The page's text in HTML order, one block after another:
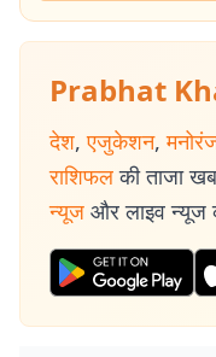
Prabhat
देश, एजुकेशन,
राशिफल की ताजा
न्यूज और लाइव न्यूज